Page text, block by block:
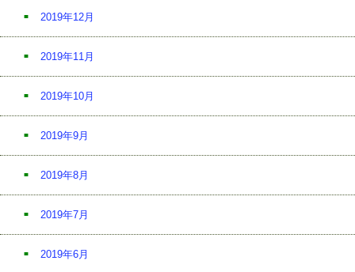
2019年12月
2019年11月
2019年10月
2019年9月
2019年8月
2019年7月
2019年6月